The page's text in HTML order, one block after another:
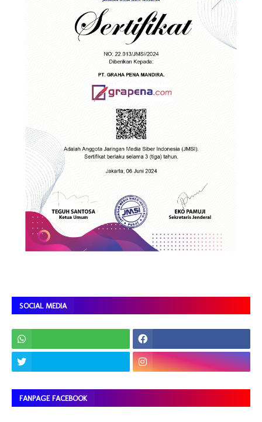
SOCIAL MEDIA
FANPAGE FACEBOOK